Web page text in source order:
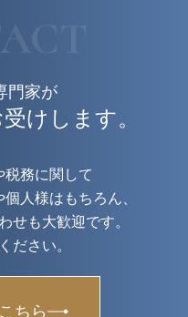
門家が
けします。
務に関して
人様はもちろん、
せも大歓迎です。
ださい。
ちら